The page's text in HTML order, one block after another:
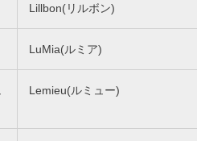
Lillbon(リルボン)
LuMia(ルミア)
Lemieu(ルミュー)